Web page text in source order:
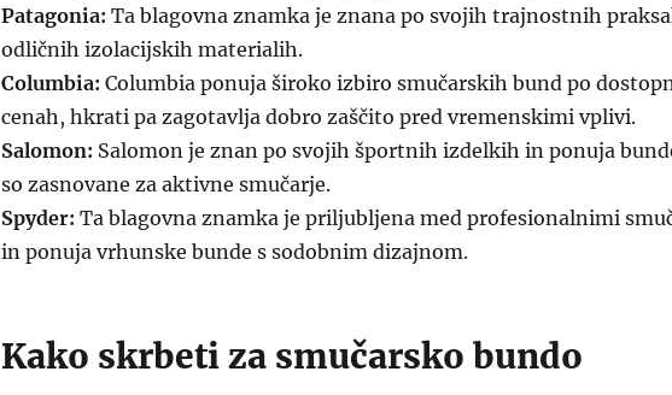
Patagonia: Ta blagovna znamka je znana po svojih trajnostnih
odličnih izolacijskih materialih.
Columbia: Columbia ponuja široko izbiro smučarskih bund po
cenah, hkrati pa zagotavlja dobro zaščito pred vremenskimi vplivi.
Salomon: Salomon je znan po svojih športnih izdelkih in ponuja
so zasnovane za aktivne smučarje.
Spyder: Ta blagovna znamka je priljubljena med profesionalnimi
in ponuja vrhunske bunde s sodobnim dizajnom.
Kako skrbeti za smučarsko bundo